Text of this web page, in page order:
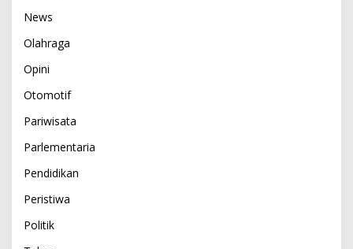
News
Olahraga
Opini
Otomotif
Pariwisata
Parlementaria
Pendidikan
Peristiwa
Politik